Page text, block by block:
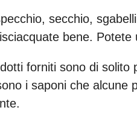
secchio,
bene.
forniti sono di solito
i saponi che